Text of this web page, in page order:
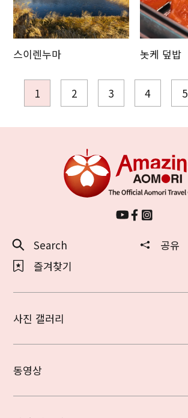
스이렌누마 놋케 덮밥
1 2 3 4 5
Search
공유
즐겨찾기
사진 갤러리
동영상